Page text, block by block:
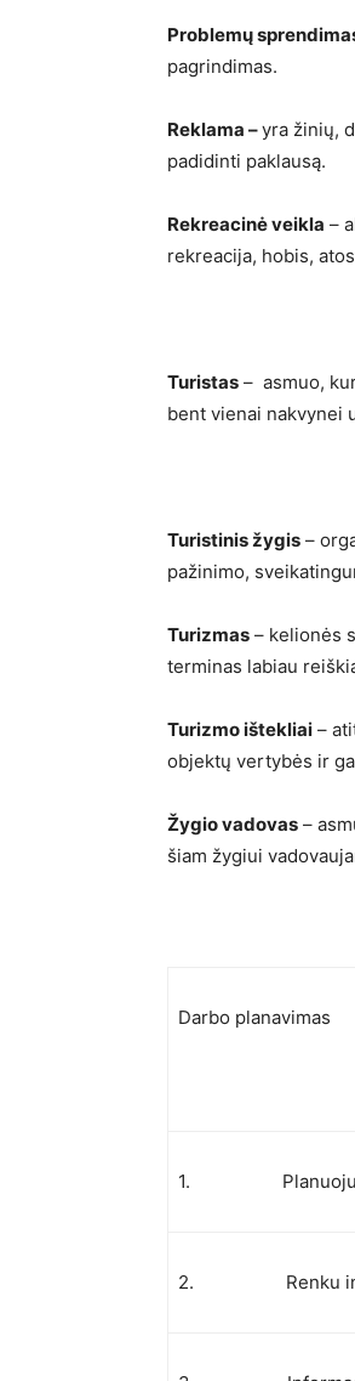
Problemų
pagrindimas.
Reklama –yra žinių,
padidinti paklausą.
Rekreacinė veikla –
rekreacija, hobis,
Turistas – asmuo,
bent vienai nakvynei
Turistinis žygis –
pažinimo,
Turizmas – kelionės
terminas labiau
Turizmo ištekliai –
objektų vertybės ir
Žygio vadovas –
šiam žygiui
Darbo planavimas
1. Planuoju
2. Renku